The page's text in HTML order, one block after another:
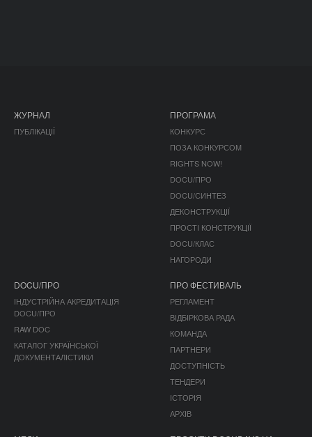
ЖУРНАЛ
ПУБЛІКАЦІЇ
ПРОГРАМА
КОНКУРС
ПОЗА КОНКУРСОМ
RIGHTS NOW!
DOCU/ПРО
DOCU/СИНТЕЗ
ДЕКОНСТРУКЦІЇ
ПРОСТІ КОНСТРУКЦІЇ
DOCU/КЛАС
НАГОРОДИ
DOCU/ПРО
ІНДУСТРІЙНА АКРЕДИТАЦІЯ
DOCU/ПРО
RAW DOC
КАТАЛОГ УКРАЇНСЬКОЇ
ДОКУМЕНТАЛІСТИКИ
ПРО ФЕСТИВАЛЬ
РЕГЛАМЕНТ
ВІДБІРКОВА РАДА
КОМАНДА
ПАРТНЕРИ
ДОСТУПНІСТЬ
ТЕНДЕРИ
ІСТОРІЯ
АРХІВ